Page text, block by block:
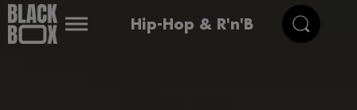
Hip-Hop & R'n'B